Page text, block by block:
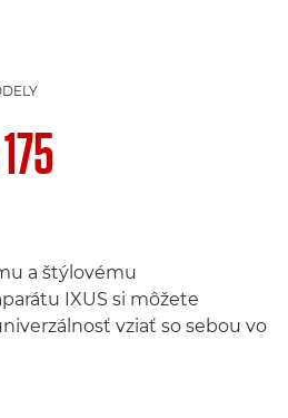
a štýlovému
IXUS si môžete
vziať so sebou vo